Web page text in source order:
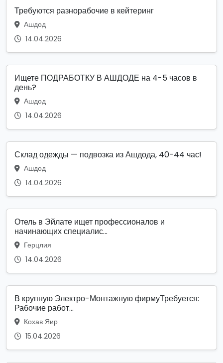
Требуются разнорабочие в кейтеринг
Ашдод
14.04.2026
Ищете ПОДРАБОТКУ В АШДОДЕ на 4-5 часов в
день?
Ашдод
14.04.2026
Склад одежды — подвозка из Ашдода, 40-44 час!
Ашдод
14.04.2026
Отель в Эйлате ищет профессионалов и
начинающих специалис...
Герцлия
14.04.2026
В крупную Электро-Монтажную фирмуТребуется:
Рабочие работ...
Кохав Яир
15.04.2026